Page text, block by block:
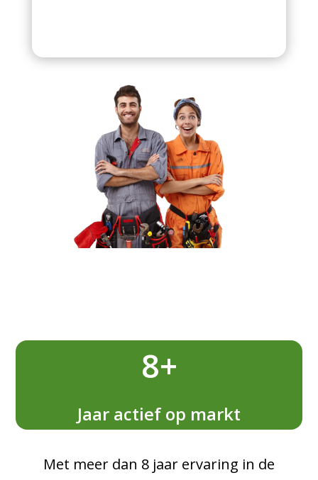
8+
Jaar actief op markt
Met meer dan 8 jaar ervaring in de